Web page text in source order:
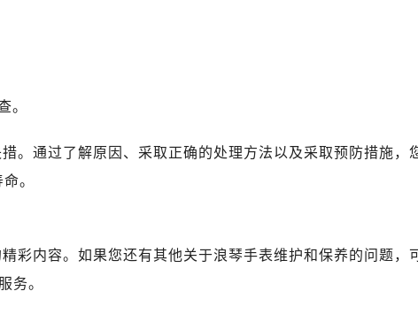
后服务中心（需提前预约）
后服务中心（需提前预约）
后服务中心（需提前预约）
经街交汇处浪琴售后服务中心（需提前预约）
后服务中心（需提前预约）
服务中心（需提前预约）
服务中心（需提前预约）
。
。通过了解原因、采取正确的处理方法以及采取预防措施，
。
彩内容。如果您还有其他关于浪琴手表维护和保养的问题，
务。